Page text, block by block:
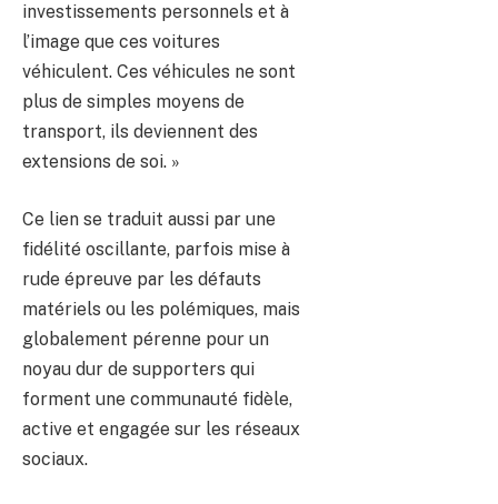
investissements personnels et à
l’image que ces voitures
véhiculent. Ces véhicules ne sont
plus de simples moyens de
transport, ils deviennent des
extensions de soi. »
Ce lien se traduit aussi par une
fidélité oscillante, parfois mise à
rude épreuve par les défauts
matériels ou les polémiques, mais
globalement pérenne pour un
noyau dur de supporters qui
forment une communauté fidèle,
active et engagée sur les réseaux
sociaux.